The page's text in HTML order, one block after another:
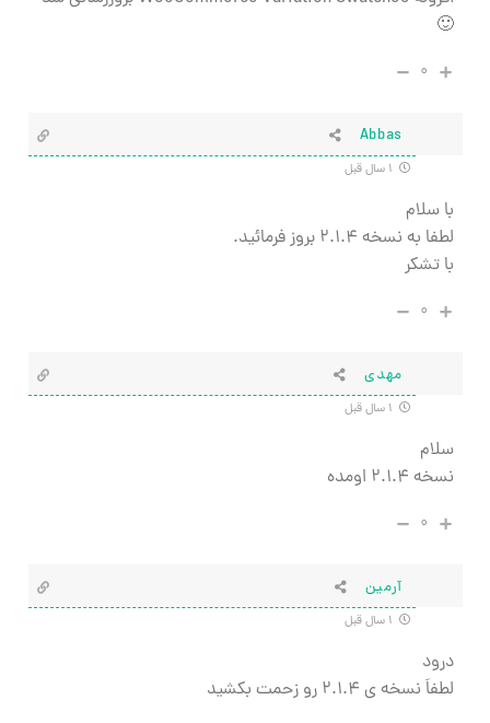
🙂
۰
Abbas
با سلام
لطفا به نسخه ۲.۱.۴ بروز فرمائید.
با تشکر
۰
مهدی
سلام
نسخه ۲.۱.۴ اومده
۰
آرمین
درود
لطفاَ نسخه ی ۲.۱.۴ رو زحمت بکشید